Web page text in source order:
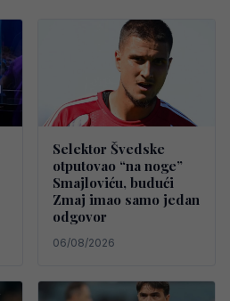
Selektor Švedske
otputovao “na noge”
Smajloviću, budući
Zmaj imao samo jedan
odgovor
06/08/2026